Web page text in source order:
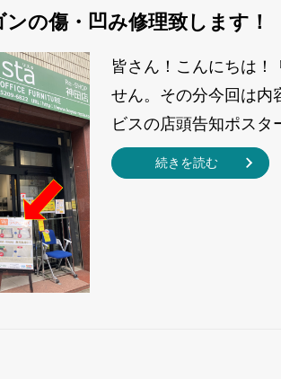
の傷・凹み修理致します！
皆さん！こんにちは
せん。その分今回は
ビスの店頭告知ポスタ
続きを読む